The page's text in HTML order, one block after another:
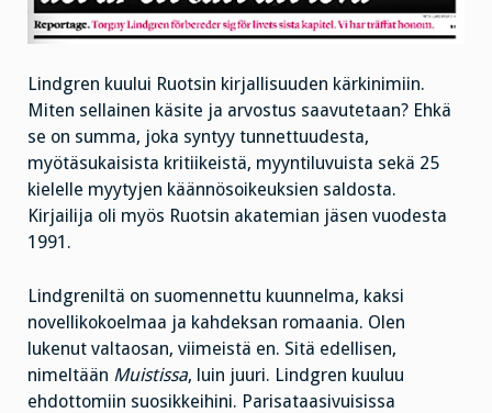
Lindgren kuului Ruotsin kirjallisuuden kärkinimiin.
Miten sellainen käsite ja arvostus saavutetaan? Ehkä
se on summa, joka syntyy tunnettuudesta,
myötäsukaisista kritiikeistä, myyntiluvuista sekä 25
kielelle myytyjen käännösoikeuksien saldosta.
Kirjailija oli myös Ruotsin akatemian jäsen vuodesta
1991.
Lindgreniltä on suomennettu kuunnelma, kaksi
novellikokoelmaa ja kahdeksan romaania. Olen
lukenut valtaosan, viimeistä en. Sitä edellisen,
nimeltään Muistissa, luin juuri. Lindgren kuuluu
ehdottomiin suosikkeihini. Parisataasivuisissa